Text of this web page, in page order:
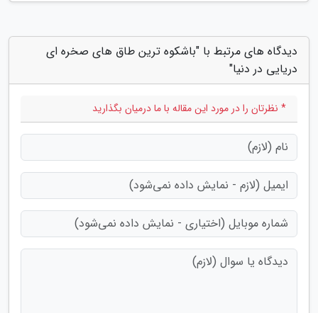
دیدگاه های مرتبط با "باشکوه ترین طاق های صخره ای
دریایی در دنیا"
* نظرتان را در مورد این مقاله با ما درمیان بگذارید